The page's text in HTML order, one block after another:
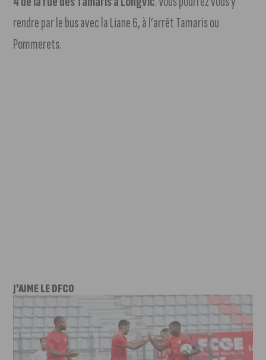
rendre par le bus avec la Liane 6, à l’arrêt Tamaris ou
Pommerets.
J'AIME LE DFCO